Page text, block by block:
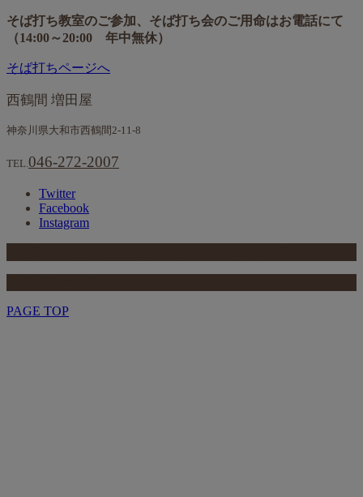
そば打ち教室のご参加、そば打ち会のご用命はお電話にて
（14:00～20:00 年中無休）
そば打ちページへ
西鶴間 増田屋
神奈川県大和市西鶴間2-11-8
TEL.046-272-2007
Twitter
Facebook
Instagram
PAGE TOP